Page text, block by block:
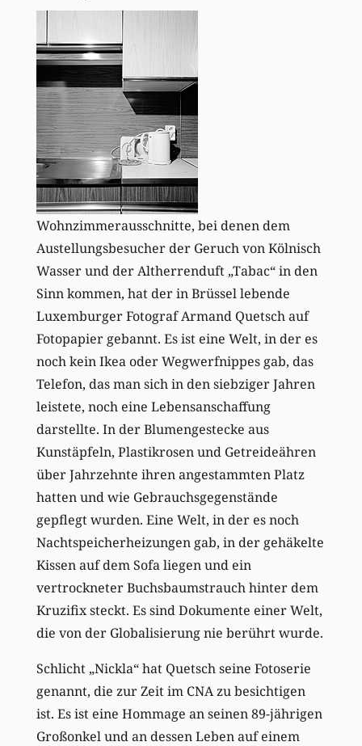
Wohnzimmerausschnitte, bei denen dem
Austellungsbesucher der Geruch von Kölnisch
Wasser und der Altherrenduft „Tabac“ in den
Sinn kommen, hat der in Brüssel lebende
Luxemburger Fotograf Armand Quetsch auf
Fotopapier gebannt. Es ist eine Welt, in der es
noch kein Ikea oder Wegwerfnippes gab, das
Telefon, das man sich in den siebziger Jahren
leistete, noch eine Lebensanschaffung
darstellte. In der Blumengestecke aus
Kunstäpfeln, Plastikrosen und Getreideähren
über Jahrzehnte ihren angestammten Platz
hatten und wie Gebrauchsgegenstände
gepflegt wurden. Eine Welt, in der es noch
Nachtspeicherheizungen gab, in der gehäkelte
Kissen auf dem Sofa liegen und ein
vertrockneter Buchsbaumstrauch hinter dem
Kruzifix steckt. Es sind Dokumente einer Welt,
die von der Globalisierung nie berührt wurde.
Schlicht „Nickla“ hat Quetsch seine Fotoserie
genannt, die zur Zeit im CNA zu besichtigen
ist. Es ist eine Hommage an seinen 89-jährigen
Großonkel und an dessen Leben auf einem